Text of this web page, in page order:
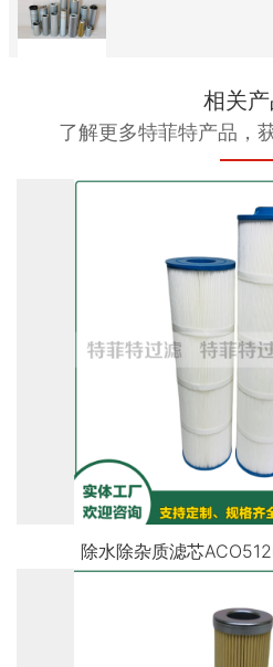
相关
了解更多特菲特产品，
除水除杂质滤芯